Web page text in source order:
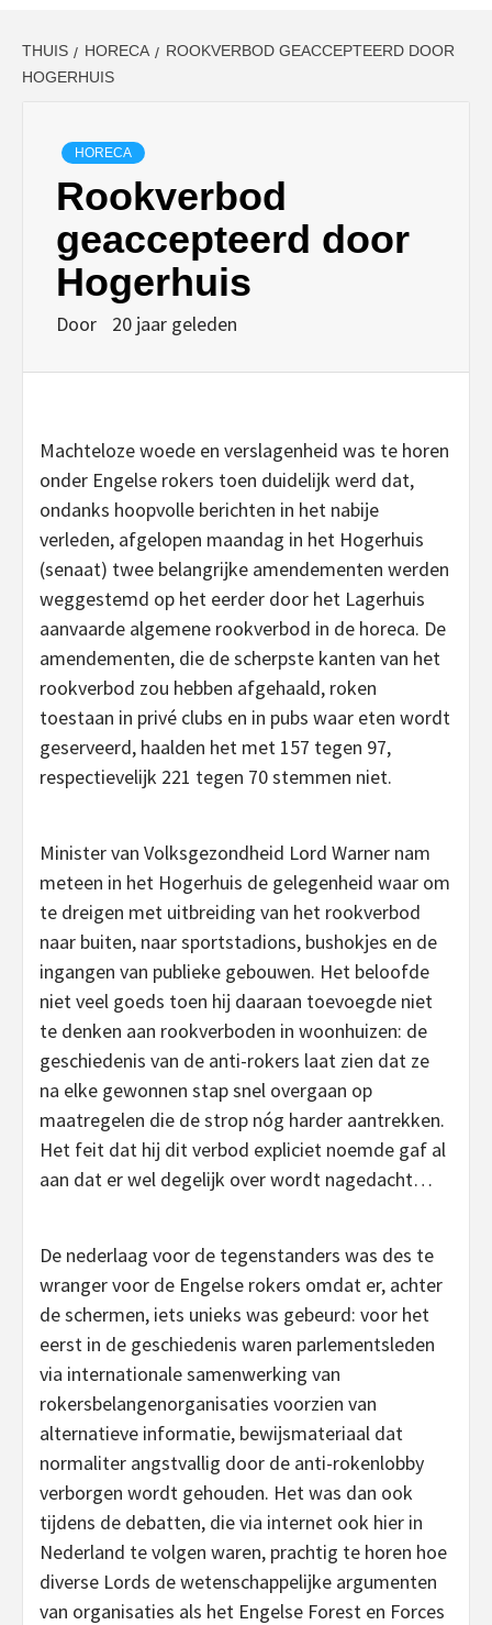
THUIS HORECA
ROOKVERBOD GEACCEPTEERD DOOR
HOGERHUIS
HORECA
Rookverbod
geaccepteerd door
Hogerhuis
Door 20 jaar geleden
Machteloze woede en verslagenheid was te horen
onder Engelse rokers toen duidelijk werd dat,
ondanks hoopvolle berichten in het nabije
verleden, afgelopen maandag in het Hogerhuis
(senaat) twee belangrijke amendementen werden
weggestemd op het eerder door het Lagerhuis
aanvaarde algemene rookverbod in de horeca. De
amendementen, die de scherpste kanten van het
rookverbod zou hebben afgehaald, roken
toestaan in privé clubs en in pubs waar eten wordt
geserveerd, haalden het met 157 tegen 97,
respectievelijk 221 tegen 70 stemmen niet.
Minister van Volksgezondheid Lord Warner nam
meteen in het Hogerhuis de gelegenheid waar om
te dreigen met uitbreiding van het rookverbod
naar buiten, naar sportstadions, bushokjes en de
ingangen van publieke gebouwen. Het beloofde
niet veel goeds toen hij daaraan toevoegde niet
te denken aan rookverboden in woonhuizen: de
geschiedenis van de anti-rokers laat zien dat ze
na elke gewonnen stap snel overgaan op
maatregelen die de strop nóg harder aantrekken.
Het feit dat hij dit verbod expliciet noemde gaf al
aan dat er wel degelijk over wordt nagedacht…
De nederlaag voor de tegenstanders was des te
wranger voor de Engelse rokers omdat er, achter
de schermen, iets unieks was gebeurd: voor het
eerst in de geschiedenis waren parlementsleden
via internationale samenwerking van
rokersbelangenorganisaties voorzien van
alternatieve informatie, bewijsmateriaal dat
normaliter angstvallig door de anti-rokenlobby
verborgen wordt gehouden. Het was dan ook
tijdens de debatten, die via internet ook hier in
Nederland te volgen waren, prachtig te horen hoe
diverse Lords de wetenschappelijke argumenten
van organisaties als het Engelse Forest en Forces